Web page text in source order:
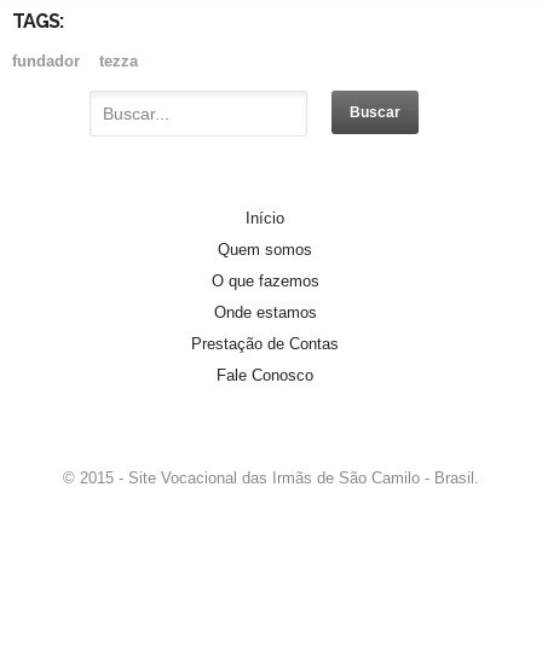
Padre Domingos Gava, nasceu em Vitório…
Se você sente o chamado de…
TAGS:
fundador tezza
Início
Quem somos
O que fazemos
Onde estamos
Prestação de Contas
Fale Conosco
© 2015 - Site Vocacional das Irmãs de São Camilo - Brasil.